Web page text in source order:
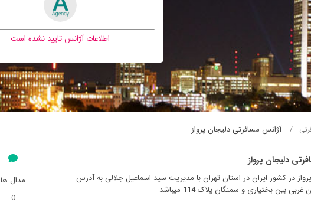
اطلاعات آژانس تایید نشده است
آژانس مسافرتی دليجان پرواز
دليجان پرواز
در کشور ایران در استان تهران با مدیریت سید اسماعیل جلالی به آدرس
بین بختیاری و سمنگان پلاک 114 میباشد
مدال ها
0